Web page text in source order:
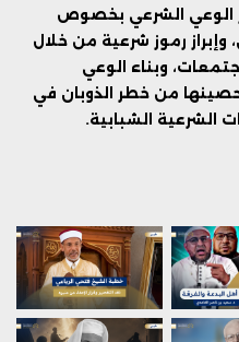
الوعي الشرعي بخصوص
وإبراز رموز شرعية من خلال
وبناء الوعي
من خطر الذوبان في
الشرعية الشبابية.